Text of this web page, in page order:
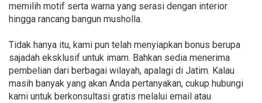
memilih motif serta warna yang serasi dengan interior
hingga rancang bangun musholla.
Tidak hanya itu, kami pun telah menyiapkan bonus berupa
sajadah eksklusif untuk imam. Bahkan sedia menerima
pembelian dari berbagai wilayah, apalagi di Jatim. Kalau
masih banyak yang akan Anda pertanyakan, cukup hubungi
kami untuk berkonsultasi gratis melalui email atau